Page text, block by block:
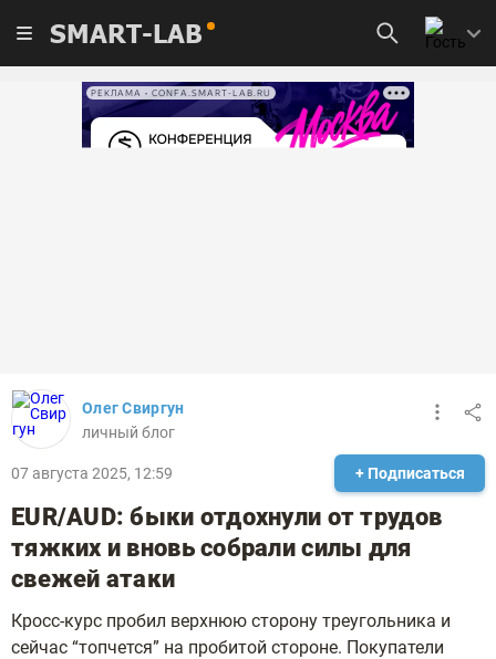
SMART-LAB
РЕКЛАМА • CONFA.SMART-LAB.RU
Олег Свиргун
личный блог
07 августа 2025, 12:59 + Подписаться
EUR/AUD: быки отдохнули от трудов
тяжких и вновь собрали силы для
свежей атаки
Кросс-курс пробил верхнюю сторону треугольника и
сейчас “топчется” на пробитой стороне. Покупатели